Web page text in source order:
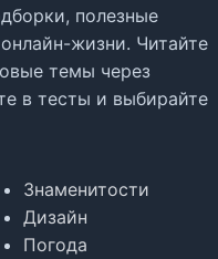
полезные
жизни. Читайте
темы через
в тесты и выбирайте
Знаменитости
Дизайн
Погода